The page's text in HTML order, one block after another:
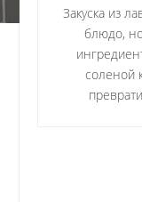
Закуска из
блюдо,
соленой